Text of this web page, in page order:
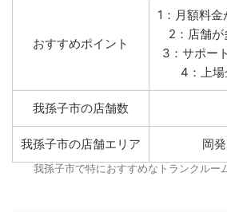
おすすめポイント
1：月額料
2：店舗
3：サポー
4：上
我孫子市の店舗数
我孫子市の店舗エリア 岡
我孫子市で特におすすめなトランクルー